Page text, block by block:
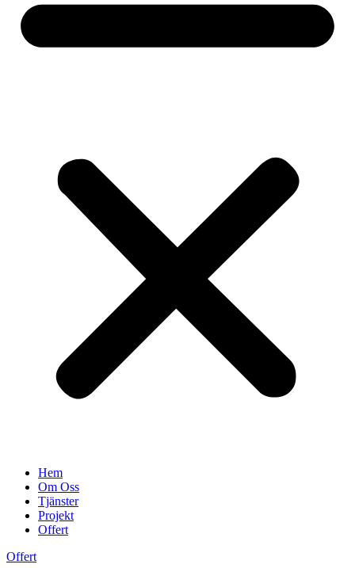
Hem
Om Oss
Tjänster
Projekt
Offert
Offert